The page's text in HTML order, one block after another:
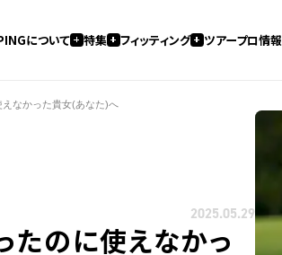
について 特集 フィッティング ツアープロ情報
なかった貴女(あなた)へ
2025.05.29
たのに使えなかっ